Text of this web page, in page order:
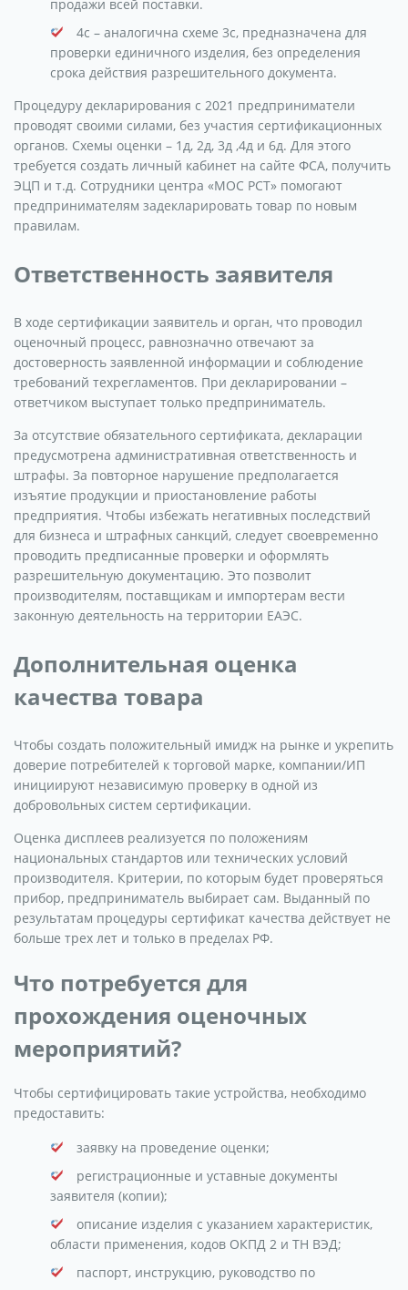
продажи всей поставки.
4с – аналогична схеме 3с, предназначена для
проверки единичного изделия, без определения
срока действия разрешительного документа.
Процедуру декларирования с 2021 предприниматели
проводят своими силами, без участия сертификационных
органов. Схемы оценки – 1д, 2д, 3д ,4д и 6д. Для этого
требуется создать личный кабинет на сайте ФСА, получить
ЭЦП и т.д. Сотрудники центра «МОС РСТ» помогают
предпринимателям задекларировать товар по новым
правилам.
Ответственность заявителя
В ходе сертификации заявитель и орган, что проводил
оценочный процесс, равнозначно отвечают за
достоверность заявленной информации и соблюдение
требований техрегламентов. При декларировании –
ответчиком выступает только предприниматель.
За отсутствие обязательного сертификата, декларации
предусмотрена административная ответственность и
штрафы. За повторное нарушение предполагается
изъятие продукции и приостановление работы
предприятия. Чтобы избежать негативных последствий
для бизнеса и штрафных санкций, следует своевременно
проводить предписанные проверки и оформлять
разрешительную документацию. Это позволит
производителям, поставщикам и импортерам вести
законную деятельность на территории ЕАЭС.
Дополнительная оценка
качества товара
Чтобы создать положительный имидж на рынке и укрепить
доверие потребителей к торговой марке, компании/ИП
инициируют независимую проверку в одной из
добровольных систем сертификации.
Оценка дисплеев реализуется по положениям
национальных стандартов или технических условий
производителя. Критерии, по которым будет проверяться
прибор, предприниматель выбирает сам. Выданный по
результатам процедуры сертификат качества действует не
больше трех лет и только в пределах РФ.
Что потребуется для
прохождения оценочных
мероприятий?
Чтобы сертифицировать такие устройства, необходимо
предоставить:
заявку на проведение оценки;
регистрационные и уставные документы
заявителя (копии);
описание изделия с указанием характеристик,
области применения, кодов ОКПД 2 и ТН ВЭД;
паспорт, инструкцию, руководство по